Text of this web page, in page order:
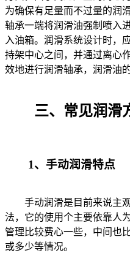
为确保有足量而不过量的润
轴承一端将润滑油强制喷入
入油箱。润滑系统设计时，
持架中心之间，并通过离心
效地进行润滑轴承，润滑油
三、常见润滑
1、手动润滑特点
手动润滑是目前来说主观
法，它的使用个主要依靠人
管理比较费心一些，中间也
或多少等情况。